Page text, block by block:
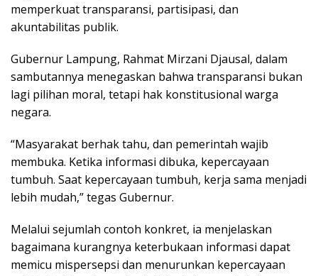
memperkuat transparansi, partisipasi, dan
akuntabilitas publik.
Gubernur Lampung, Rahmat Mirzani Djausal, dalam
sambutannya menegaskan bahwa transparansi bukan
lagi pilihan moral, tetapi hak konstitusional warga
negara.
“Masyarakat berhak tahu, dan pemerintah wajib
membuka. Ketika informasi dibuka, kepercayaan
tumbuh. Saat kepercayaan tumbuh, kerja sama menjadi
lebih mudah,” tegas Gubernur.
Melalui sejumlah contoh konkret, ia menjelaskan
bagaimana kurangnya keterbukaan informasi dapat
memicu mispersepsi dan menurunkan kepercayaan